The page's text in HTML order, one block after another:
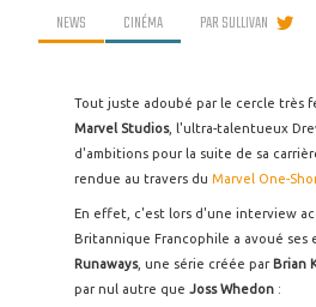
NEWS CINÉMA PARSULLIVAN
Tout juste adoubé par le cercle très
Marvel Studios, l'ultra-talentueux
d'ambitions pour la suite de sa
rendue au travers du Marvel One-
En effet, c'est lors d'une interview
Britannique Francophile a avoué ses
Runaways, une série créée par Brian
par nul autre que Joss Whedon :